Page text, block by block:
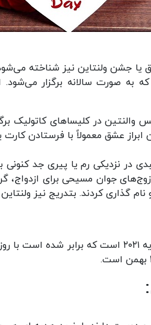
یا جشن ولنتاین نیز شناخته
در کلیساهای کاتولیک
عشق معمولاً با فرستادن کارت
جوان مسیحی برای ازدواج،
نام گذاری کردند. بتدریج نیز